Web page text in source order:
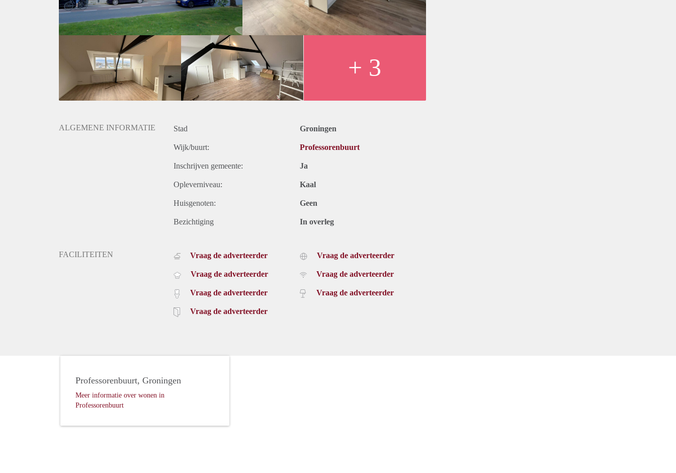
+ 3
ALGEMENE INFORMATIE Stad Groningen
Wijk/buurt: Professorenbuurt
Inschrijven gemeente: Ja
Opleverniveau: Kaal
Huisgenoten: Geen
Bezichtiging In overleg
FACILITEITEN Vraag de adverteerder
Vraag de adverteerder
Vraag de adverteerder
Vraag de adverteerder
Vraag de adverteerder
Vraag de adverteerder
Vraag de adverteerder
Professorenbuurt, Groningen
Meer informatie over wonen in
Professorenbuurt